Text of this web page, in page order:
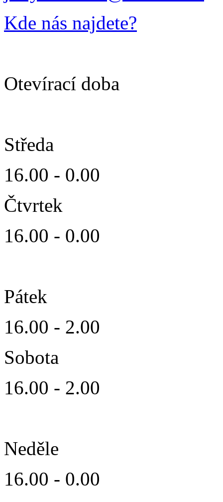
Kde nás najdete?
Otevírací doba
Středa
16.00 - 0.00
Čtvrtek
16.00 - 0.00
Pátek
16.00 - 2.00
Sobota
16.00 - 2.00
Neděle
16.00 - 0.00